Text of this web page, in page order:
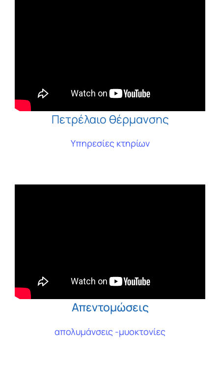
Πετρέλαιο θέρμανσης
Υπηρεσίες κτηρίων
Απεντομώσεις
απολυμάνσεις -μυοκτονίες